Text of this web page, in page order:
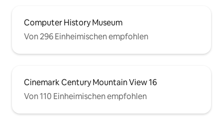
Computer History Museum
Von 296 Einheimischen empfohlen
Cinemark Century Mountain View 16
Von 110 Einheimischen empfohlen